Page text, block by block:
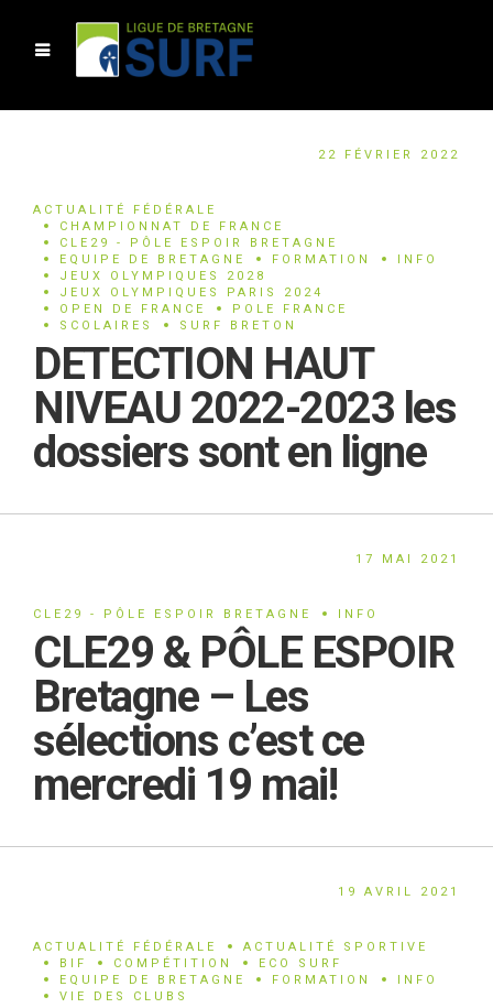
22 FÉVRIER 2022
ACTUALITÉ FÉDÉRALE
CHAMPIONNAT DE FRANCE
CLE29 - PÔLE ESPOIR BRETAGNE
EQUIPE DE BRETAGNE
FORMATION
INFO
JEUX OLYMPIQUES 2028
JEUX OLYMPIQUES PARIS 2024
OPEN DE FRANCE
POLE FRANCE
SCOLAIRES
SURF BRETON
DETECTION HAUT
NIVEAU 2022-2023 les
dossiers sont en ligne
17 MAI 2021
CLE29 - PÔLE ESPOIR BRETAGNE INFO
CLE29 & PÔLE ESPOIR
Bretagne – Les
sélections c’est ce
mercredi 19 mai!
19 AVRIL 2021
ACTUALITÉ FÉDÉRALE
ACTUALITÉ SPORTIVE
BIF
COMPÉTITION
ECO SURF
EQUIPE DE BRETAGNE
FORMATION
INFO
VIE DES CLUBS